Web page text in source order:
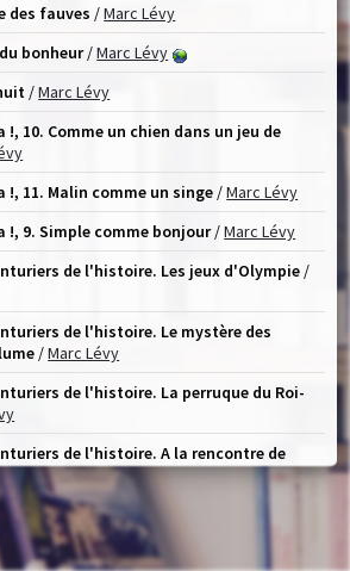
des fauves /Marc Lévy
bonheur/Marc Lévy
/Marc Lévy
!, 10. Comme un chien dans un jeu de
!, 11. Malin comme un singe /Marc Lévy
!, 9. Simple comme bonjour/Marc Lévy
de l'histoire. Les jeux d'Olympie /
de l'histoire. Le mystère des
/Marc Lévy
de l'histoire. La perruque du Roi-
de l'histoire. A la rencontre de
Marc Lévy
de l'histoire. Le voyage en
Marc Lévy